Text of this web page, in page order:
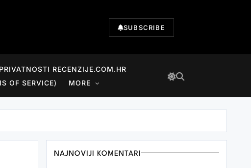
SUBSCRIBE
RECENZIJE.COM.HR
OF SERVICE) MORE
NAJNOVIJI KOMENTARI